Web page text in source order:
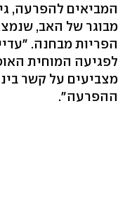
המביאים להפרעה,
מבוגר של האב,
הפריות מבחנה.
לפגיעה המוחית
מצביעים על קשר
ההפרעה".